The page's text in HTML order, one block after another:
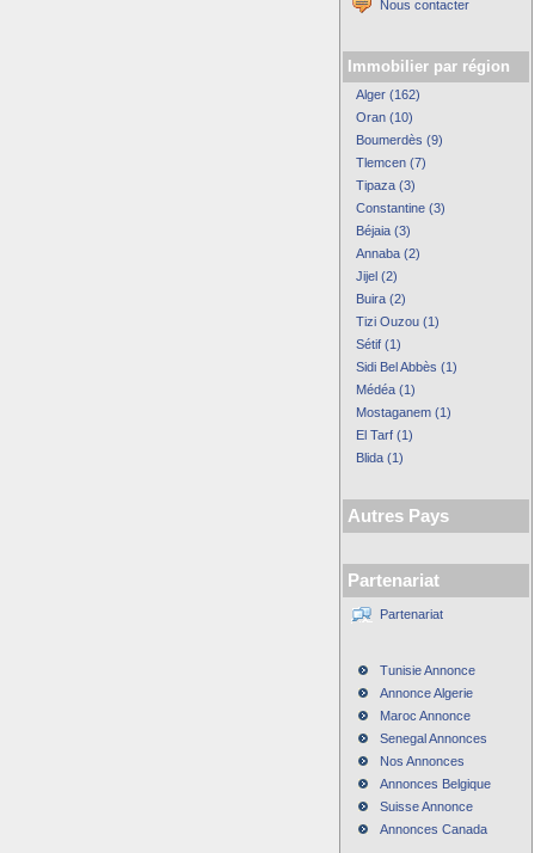
Nous contacter
Immobilier par région
Alger (162)
Oran (10)
Boumerdès (9)
Tlemcen (7)
Tipaza (3)
Constantine (3)
Béjaia (3)
Annaba (2)
Jijel (2)
Buira (2)
Tizi Ouzou (1)
Sétif (1)
Sidi Bel Abbès (1)
Médéa (1)
Mostaganem (1)
El Tarf (1)
Blida (1)
Autres Pays
Partenariat
Partenariat
Tunisie Annonce
Annonce Algerie
Maroc Annonce
Senegal Annonces
Nos Annonces
Annonces Belgique
Suisse Annonce
Annonces Canada